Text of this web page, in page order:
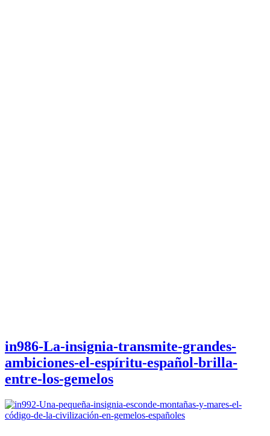
in986-La-insignia-transmite-grandes-
ambiciones-el-espíritu-español-brilla-
entre-los-gemelos